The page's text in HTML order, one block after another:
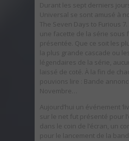
Durant les sept derniers
Universal se sont amusé à
The Seven Days to Furious 7.
une facette de la série sous
présentée. Que ce soit les
la plus grande cascade ou
légendaires de la série,
laissé de coté. À la fin de
pouvions lire : Bande
Novembre…
Aujourd’hui un événement
sur le net fut présenté pour
dans le coin de l’écran, un
pour le lancement de la